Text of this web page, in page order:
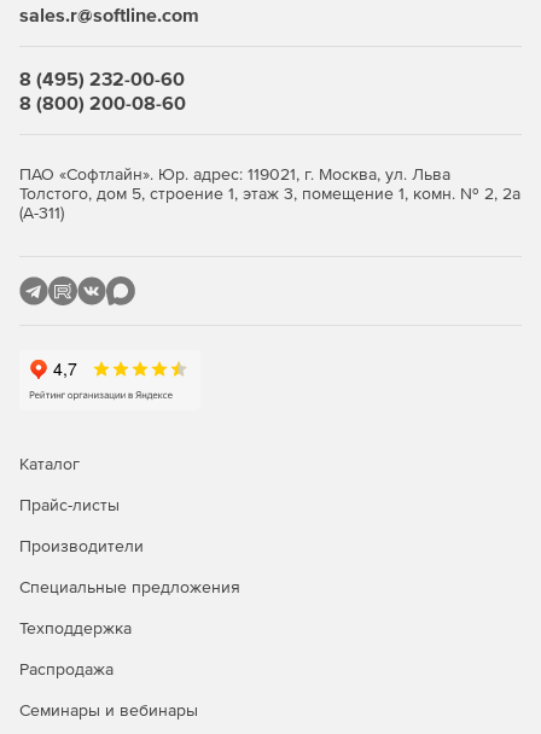
Кому подходит межсетевой экран ИКС ФСТЭК?
класса защищенности включительно.
Значимые объекты критической информационной
Автоматизированные системы управления
производственными и технологическими процессами
Информационные системы общего пользования 2
класса.
Интернет-Шлюз ИКС Стандарт
Функции ИКС Стандарт:
Защита сети.
Авторизация пользователей.
sales.r@softline.com
8 (495) 232-00-60
8 (800) 200-08-60
ПАО «Софтлайн». Юр. адрес: 119021, г. Москва, ул. Льва
Толстого, дом 5, строение 1, этаж 3, помещение 1, комн. № 2, 2а
(А-311)
Каталог
Прайс-листы
Производители
Специальные предложения
Техподдержка
Распродажа
Семинары и вебинары